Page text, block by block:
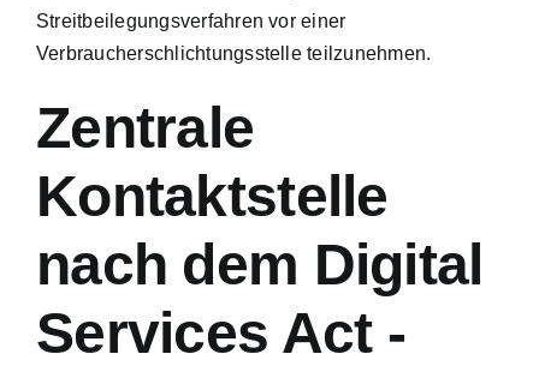
Streitbeilegungsverfahren vor einer
Verbraucherschlichtungsstelle teilzunehmen.
Zentrale
Kontaktstelle
nach dem Digital
Services Act -